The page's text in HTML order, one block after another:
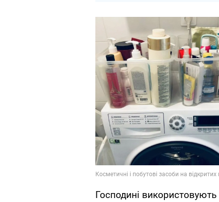
Господині використовують